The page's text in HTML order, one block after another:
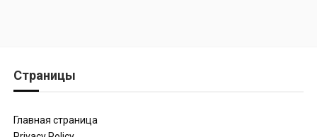
Страницы
Главная страница